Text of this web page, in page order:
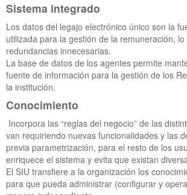
Sistema integrado
Los datos del legajo electrónico único son la
utilizada para la gestión de la remuneración,
redundancias innecesarias.
La base de datos de los agentes permite
fuente de información para la gestión de los
la institución.
Conocimiento
Incorpora las “reglas del negocio” de las
van requiriendo nuevas funcionalidades y las
previa parametrización, para el resto de los
enriquece el sistema y evita que existan
El SIU transfiere a la organización los
para que pueda administrar (configurar y